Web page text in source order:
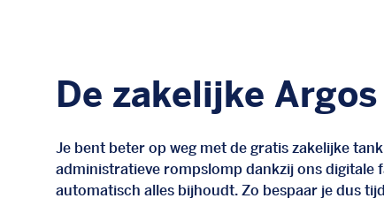
De zakelijke
Je bent beter op weg met de gratis zakelijke
administratieve rompslomp dankzij ons digitale
automatisch alles bijhoudt. Zo bespaar je dus